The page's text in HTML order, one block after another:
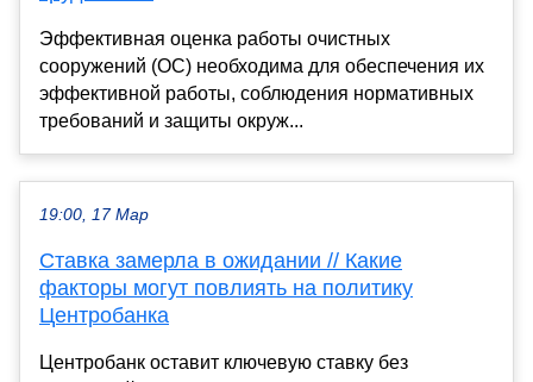
Эффективная оценка работы очистных
сооружений (ОС) необходима для обеспечения их
эффективной работы, соблюдения нормативных
требований и защиты окруж...
19:00, 17 Мар
Ставка замерла в ожидании // Какие
факторы могут повлиять на политику
Центробанка
Центробанк оставит ключевую ставку без